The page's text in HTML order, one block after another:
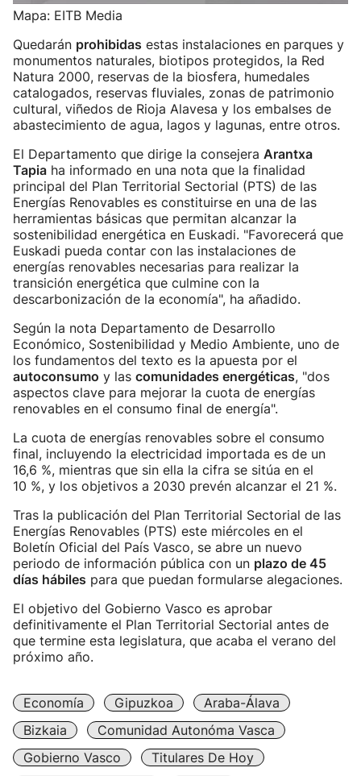
Mapa: EITB Media
Quedarán prohibidas estas instalaciones en parques y
monumentos naturales, biotipos protegidos, la Red
Natura 2000, reservas de la biosfera, humedales
catalogados, reservas fluviales, zonas de patrimonio
cultural, viñedos de Rioja Alavesa y los embalses de
abastecimiento de agua, lagos y lagunas, entre otros.
El Departamento que dirige la consejera Arantxa
Tapia ha informado en una nota que la finalidad
principal del Plan Territorial Sectorial (PTS) de las
Energías Renovables es constituirse en una de las
herramientas básicas que permitan alcanzar la
sostenibilidad energética en Euskadi. "Favorecerá que
Euskadi pueda contar con las instalaciones de
energías renovables necesarias para realizar la
transición energética que culmine con la
descarbonización de la economía", ha añadido.
Según la nota Departamento de Desarrollo
Económico, Sostenibilidad y Medio Ambiente, uno de
los fundamentos del texto es la apuesta por el
autoconsumo y las comunidades energéticas, "dos
aspectos clave para mejorar la cuota de energías
renovables en el consumo final de energía".
La cuota de energías renovables sobre el consumo
final, incluyendo la electricidad importada es de un
16,6 %, mientras que sin ella la cifra se sitúa en el
10 %, y los objetivos a 2030 prevén alcanzar el 21 %.
Tras la publicación del Plan Territorial Sectorial de las
Energías Renovables (PTS) este miércoles en el
Boletín Oficial del País Vasco, se abre un nuevo
periodo de información pública con un plazo de 45
días hábiles para que puedan formularse alegaciones.
El objetivo del Gobierno Vasco es aprobar
definitivamente el Plan Territorial Sectorial antes de
que termine esta legislatura, que acaba el verano del
próximo año.
Economía Gipuzkoa
Araba-Álava
Bizkaia
Comunidad Autonóma Vasca
Gobierno Vasco
Titulares De Hoy